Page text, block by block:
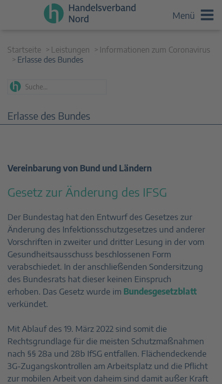
Menü
Startseite Leistungen
Informationen zum Coronavirus
Erlasse des Bundes
Erlasse des Bundes
Vereinbarung von Bund und Ländern
Gesetz zur Änderung des IFSG
Der Bundestag hat den Entwurf des Gesetzes zur
Änderung des Infektionsschutzgesetzes und anderer
Vorschriften in zweiter und dritter Lesung in der vom
Gesundheitsausschuss beschlossenen Form
verabschiedet. In der anschließenden Sondersitzung
des Bundesrats hat dieser keinen Einspruch
erhoben. Das Gesetz wurde im Bundesgesetzblatt
verkündet.
Mit Ablauf des 19. März 2022 sind somit die
Rechtsgrundlage für die meisten Schutzmaßnahmen
nach §§ 28a und 28b IfSG entfallen. Flächendeckende
3G-Zugangskontrollen am Arbeitsplatz und die Pflicht
zur mobilen Arbeit von daheim sind damit außer Kraft